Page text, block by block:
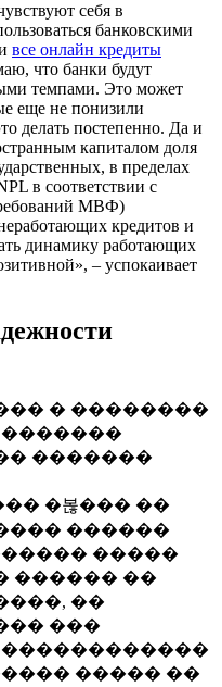
себя в
банковскими
все онлайн кредиты
что банки будут
темпами. Это может
еще не понизили
делать постепенно. Да и
капиталом доля
в пределах
в соответствии с
МВФ)
кредитов и
динамику работающих
– успокаивает
� ��������
�������
�볺��� ��
������
�����
������ ��
��
���
����� ��